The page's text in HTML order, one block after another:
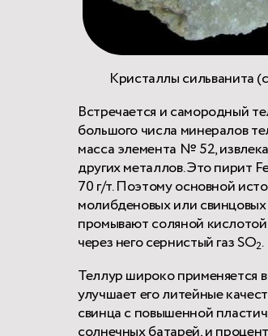
Кристаллы сильванита
Встречается и самородный
большого числа минералов
масса элемента № 52,
других металлов. Это пирит
70 г/т. Поэтому основной
молибденовых или
промывают соляной
через него сернистый газ SO2.
Теллур широко применяется
улучшает его литейные
свинца с повышенной